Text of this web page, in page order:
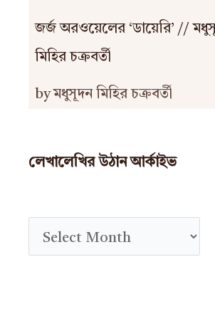
জর্জ অরওয়েলের ‘ডায়েরি’ //
মিহির চক্রবর্তী
by মধুসূদন মিহির চক্রবর্তী
লেখালেখির উঠান আর্কাইভ
r